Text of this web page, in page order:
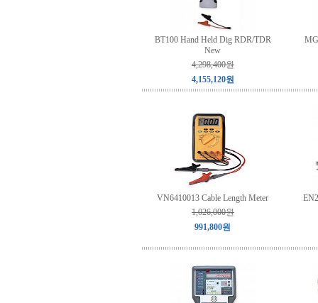
BT100 Hand Held Dig RDR/TDR
New
4,298,400원
4,155,120원
VN6410013 Cable Length Meter
1,026,000원
991,800원